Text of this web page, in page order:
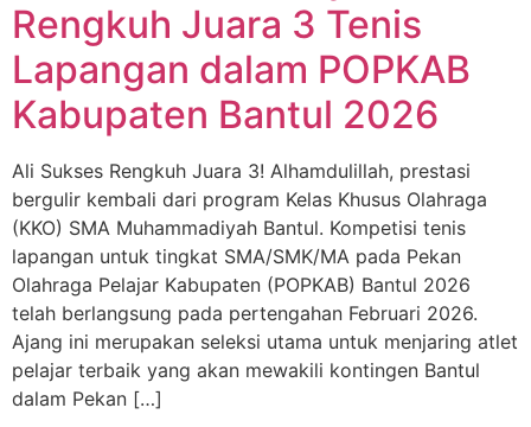
Rengkuh Juara 3 Tenis
Lapangan dalam POPKAB
Kabupaten Bantul 2026
Ali Sukses Rengkuh Juara 3! Alhamdulillah, prestasi
bergulir kembali dari program Kelas Khusus Olahraga
(KKO) SMA Muhammadiyah Bantul. Kompetisi tenis
lapangan untuk tingkat SMA/SMK/MA pada Pekan
Olahraga Pelajar Kabupaten (POPKAB) Bantul 2026
telah berlangsung pada pertengahan Februari 2026.
Ajang ini merupakan seleksi utama untuk menjaring atlet
pelajar terbaik yang akan mewakili kontingen Bantul
dalam Pekan […]